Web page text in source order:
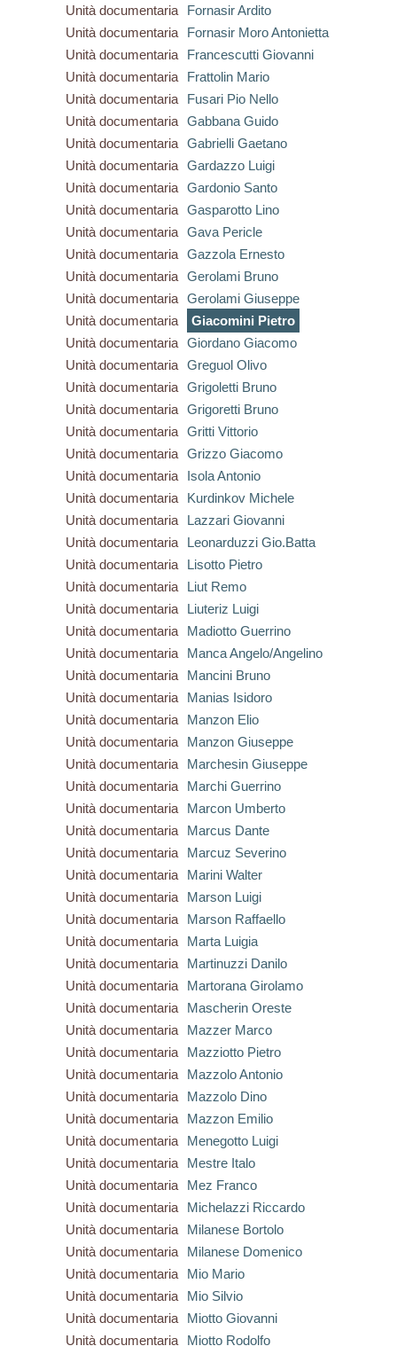
Unità documentaria
Fornasir Ardito
Unità documentaria
Fornasir Moro Antonietta
Unità documentaria
Francescutti Giovanni
Unità documentaria
Frattolin Mario
Unità documentaria
Fusari Pio Nello
Unità documentaria
Gabbana Guido
Unità documentaria
Gabrielli Gaetano
Unità documentaria
Gardazzo Luigi
Unità documentaria
Gardonio Santo
Unità documentaria
Gasparotto Lino
Unità documentaria
Gava Pericle
Unità documentaria
Gazzola Ernesto
Unità documentaria
Gerolami Bruno
Unità documentaria
Gerolami Giuseppe
Unità documentaria
Giacomini Pietro
Unità documentaria
Giordano Giacomo
Unità documentaria
Greguol Olivo
Unità documentaria
Grigoletti Bruno
Unità documentaria
Grigoretti Bruno
Unità documentaria
Gritti Vittorio
Unità documentaria
Grizzo Giacomo
Unità documentaria
Isola Antonio
Unità documentaria
Kurdinkov Michele
Unità documentaria
Lazzari Giovanni
Unità documentaria
Leonarduzzi Gio.Batta
Unità documentaria
Lisotto Pietro
Unità documentaria
Liut Remo
Unità documentaria
Liuteriz Luigi
Unità documentaria
Madiotto Guerrino
Unità documentaria
Manca Angelo/Angelino
Unità documentaria
Mancini Bruno
Unità documentaria
Manias Isidoro
Unità documentaria
Manzon Elio
Unità documentaria
Manzon Giuseppe
Unità documentaria
Marchesin Giuseppe
Unità documentaria
Marchi Guerrino
Unità documentaria
Marcon Umberto
Unità documentaria
Marcus Dante
Unità documentaria
Marcuz Severino
Unità documentaria
Marini Walter
Unità documentaria
Marson Luigi
Unità documentaria
Marson Raffaello
Unità documentaria
Marta Luigia
Unità documentaria
Martinuzzi Danilo
Unità documentaria
Martorana Girolamo
Unità documentaria
Mascherin Oreste
Unità documentaria
Mazzer Marco
Unità documentaria
Mazziotto Pietro
Unità documentaria
Mazzolo Antonio
Unità documentaria
Mazzolo Dino
Unità documentaria
Mazzon Emilio
Unità documentaria
Menegotto Luigi
Unità documentaria
Mestre Italo
Unità documentaria
Mez Franco
Unità documentaria
Michelazzi Riccardo
Unità documentaria
Milanese Bortolo
Unità documentaria
Milanese Domenico
Unità documentaria
Mio Mario
Unità documentaria
Mio Silvio
Unità documentaria
Miotto Giovanni
Unità documentaria
Miotto Rodolfo